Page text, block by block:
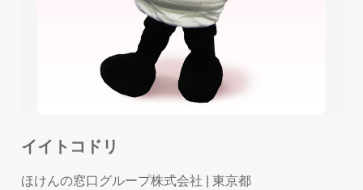
イイトコドリ
ほけんの窓口グループ株式会社 | 東京都